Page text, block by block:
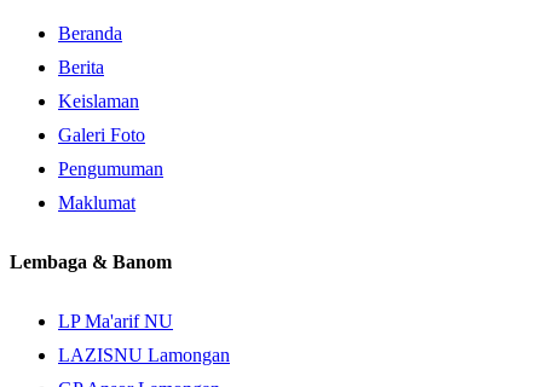
Beranda
Berita
Keislaman
Galeri Foto
Pengumuman
Maklumat
Lembaga & Banom
LP Ma'arif NU
LAZISNU Lamongan